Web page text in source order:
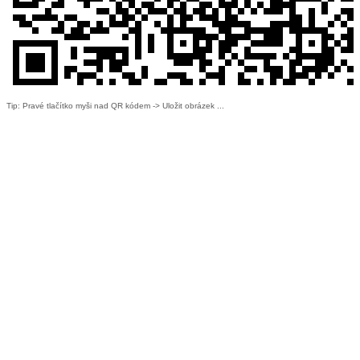
Tip: Pravé tlačítko myši nad QR kódem -> Uložit obrázek ...